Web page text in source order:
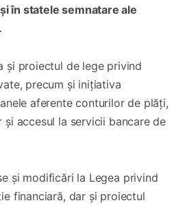
în statele semnatare ale
și proiectul de lege privind
precum și inițiativa
aferente conturilor de plăți,
și accesul la servicii bancare de
și modificări la Legea privind
financiară, dar și proiectul